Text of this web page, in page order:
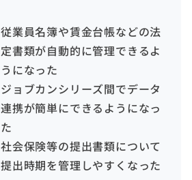
従業員名簿や賃金台帳などの法
定書類が自動的に管理できるよ
うになった
ジョブカンシリーズ間でデータ
連携が簡単にできるようになっ
た
社会保険等の提出書類について
提出時期を管理しやすくなった